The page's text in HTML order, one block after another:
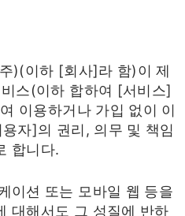
)(이하 [회사]라 함)이 제
스(이하 합하여 [서비스]
이용하거나 가입 없이 이
자]의 권리, 의무 및 책임
합니다.
이션 또는 모바일 웹 등을
대해서도 그 성질에 반하